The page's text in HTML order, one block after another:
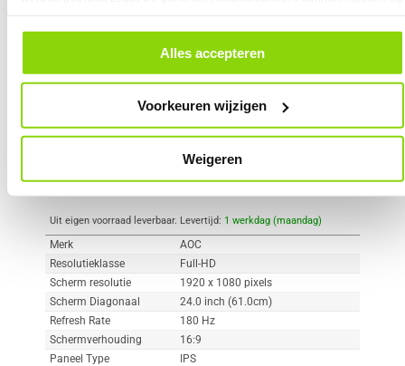
alle cookies. Je kunt je gegeven toestemming altijd intrekken, dit doe je
door in de footer van onze website te klikken op ‘Cookievoorkeuren’
Alles accepteren
Voorkeuren wijzigen
Weigeren
AOC C24G42E 24" Full-HD 180Hz
IPS Gaming Monitor
109,-
Uit eigen voorraad leverbaar. Levertijd: 1 werkdag (maandag)
Merk
AOC
Resolutieklasse
Full-HD
Scherm resolutie
1920 x 1080 pixels
Scherm Diagonaal
24.0 inch (61.0cm)
Refresh Rate
180 Hz
Schermverhouding
16:9
Paneel Type
IPS